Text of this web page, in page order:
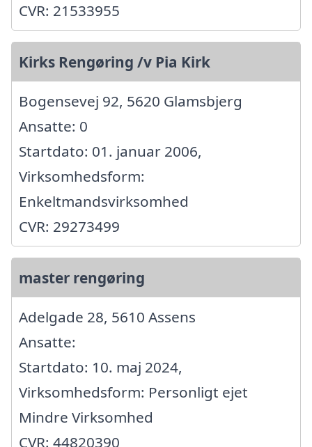
CVR: 21533955
Kirks Rengøring /v Pia Kirk
Bogensevej 92, 5620 Glamsbjerg
Ansatte: 0
Startdato: 01. januar 2006,
Virksomhedsform:
Enkeltmandsvirksomhed
CVR: 29273499
master rengøring
Adelgade 28, 5610 Assens
Ansatte:
Startdato: 10. maj 2024,
Virksomhedsform: Personligt ejet
Mindre Virksomhed
CVR: 44820390